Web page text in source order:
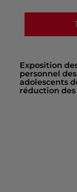
Exposition
personnel
adolescents
réduction